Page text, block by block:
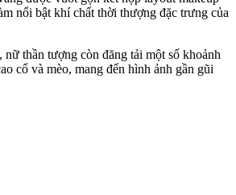
nổi bật khí chất thời thượng đặc trưng của
thần tượng còn đăng tải một số khoảnh
cổ và mèo, mang đến hình ảnh gần gũi